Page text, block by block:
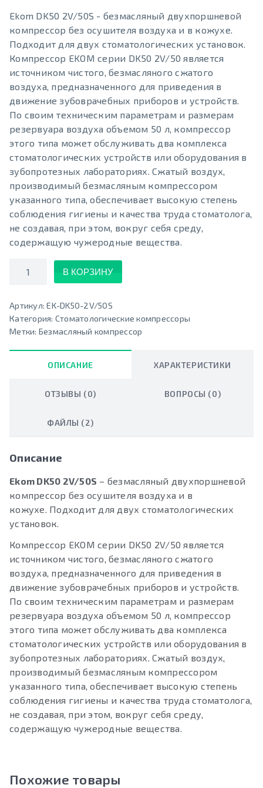
Ekom DK50 2V/50S - безмасляный двухпоршневой
компрессор без осушителя воздуха и в кожухе.
Подходит для двух стоматологических установок.
Компрессор EKOM серии DK50 2V/50 является
источником чистого, безмасляного сжатого
воздуха, предназначенного для приведения в
движение зубоврачебных приборов и устройств.
По своим техническим параметрам и размерам
резервуара воздуха объемом 50 л, компрессор
этого типа может обслуживать два комплекса
стоматологических устройств или оборудования в
зубопротезных лабораториях. Сжатый воздух,
производимый безмасляным компрессором
указанного типа, обеспечивает высокую степень
соблюдения гигиены и качества труда стоматолога,
не создавая, при этом, вокруг себя среду,
содержащую чужеродные вещества.
Количество
В КОРЗИНУ
Артикул:EK-DK50-2V/50S
Категория: Стоматологические компрессоры
Метки: Безмасляный компрессор
ОПИСАНИЕ ХАРАКТЕРИСТИКИ
ОТЗЫВЫ (0) ВОПРОСЫ (0)
ФАЙЛЫ (2)
Описание
Ekom DK50 2V/50S – безмасляный двухпоршневой
компрессор без осушителя воздуха и в
кожухе. Подходит для двух стоматологических
установок.
Компрессор EKOM серии DK50 2V/50 является
источником чистого, безмасляного сжатого
воздуха, предназначенного для приведения в
движение зубоврачебных приборов и устройств.
По своим техническим параметрам и размерам
резервуара воздуха объемом 50 л, компрессор
этого типа может обслуживать два комплекса
стоматологических устройств или оборудования в
зубопротезных лабораториях. Сжатый воздух,
производимый безмасляным компрессором
указанного типа, обеспечивает высокую степень
соблюдения гигиены и качества труда стоматолога,
не создавая, при этом, вокруг себя среду,
содержащую чужеродные вещества.
Похожие товары